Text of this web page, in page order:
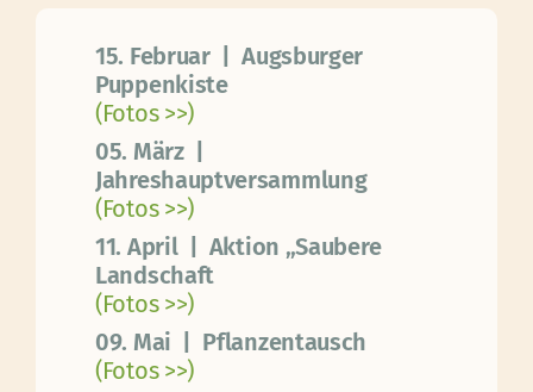
IMPRESSIONEN
UNSERE STREUOBSTWIESE
15. Februar | Augsburger
Puppenkiste
(Fotos >>)
05. März |
Jahreshauptversammlung
(Fotos >>)
11. April | Aktion „Saubere
Landschaft
(Fotos >>)
09. Mai | Pflanzentausch
(Fotos >>)